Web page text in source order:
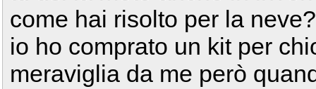
come hai risolto per la neve?
io ho comprato un kit per
meraviglia da me però